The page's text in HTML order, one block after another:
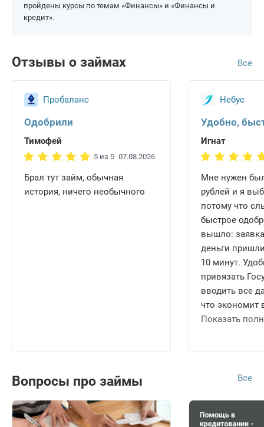
На карту Тинькофф
Для граждан Армении
пройдены курсы по темам «Финансы» и «Финансы и
кредит».
Отзывы о займах Все
Пробаланс
Одобрили
Тимофей
5 из 5 07.08.2026
Брал тут займ, обычная
история, ничего необычного
Небус
Удобно,
Игнат
Мне нужен
рублей и я
потому что
быстрое
вышло:
деньги
10 минут.
привязать
вводить все
что экономит
Показать
Вопросы про займы Все